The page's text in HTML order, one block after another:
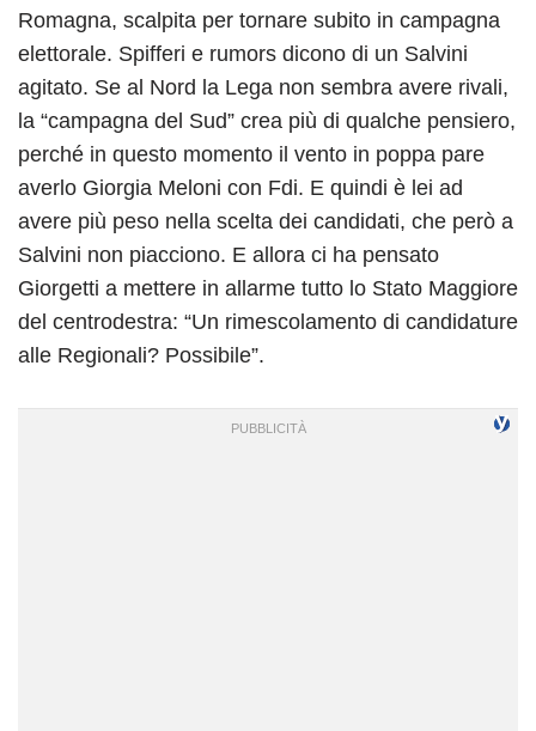
Romagna, scalpita per tornare subito in campagna
elettorale. Spifferi e rumors dicono di un Salvini
agitato. Se al Nord la Lega non sembra avere rivali,
la “campagna del Sud” crea più di qualche pensiero,
perché in questo momento il vento in poppa pare
averlo Giorgia Meloni con Fdi. E quindi è lei ad
avere più peso nella scelta dei candidati, che però a
Salvini non piacciono. E allora ci ha pensato
Giorgetti a mettere in allarme tutto lo Stato Maggiore
del centrodestra: “Un rimescolamento di candidature
alle Regionali? Possibile”.